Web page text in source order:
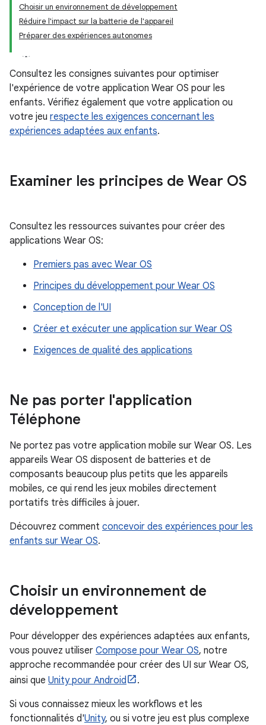
Choisir un environnement de développement
Réduire l'impact sur la batterie de l'appareil
Préparer des expériences autonomes
Consultez les consignes suivantes pour optimiser
l'expérience de votre application Wear OS pour les
enfants. Vérifiez également que votre application ou
votre jeu respecte les exigences concernant les
expériences adaptées aux enfants.
Examiner les principes de Wear OS
Consultez les ressources suivantes pour créer des
applications Wear OS:
Premiers pas avec Wear OS
Principes du développement pour Wear OS
Conception de l'UI
Créer et exécuter une application sur Wear OS
Exigences de qualité des applications
Ne pas porter l'application
Téléphone
Ne portez pas votre application mobile sur Wear OS. Les
appareils Wear OS disposent de batteries et de
composants beaucoup plus petits que les appareils
mobiles, ce qui rend les jeux mobiles directement
portatifs très difficiles à jouer.
Découvrez comment concevoir des expériences pour les
enfants sur Wear OS.
Choisir un environnement de
développement
Pour développer des expériences adaptées aux enfants,
vous pouvez utiliser Compose pour Wear OS, notre
approche recommandée pour créer des UI sur Wear OS,
ainsi que Unity pour Android
.
Si vous connaissez mieux les workflows et les
fonctionnalités d'Unity, ou si votre jeu est plus complexe